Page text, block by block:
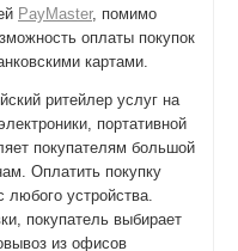
PayMaster, помимо
оплаты покупок
картами.
ритейлер услуг на
портативной
покупателям большой
Оплатить покупку
устройства.
покупатель выбирает
из офисов